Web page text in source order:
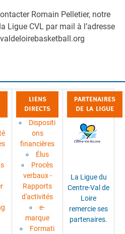
Romain Pelletier, notre
Ligue CVL par mail à l’adresse
LIENS
DIRECTS
Dispositi
ons
financières
Élus
Procès
verbaux -
Rapports
d'activités
e-
marque
Formati
PARTENAIRES
DE LA LIGUE
La Ligue du
Centre-Val de
Loire
remercie ses
partenaires.